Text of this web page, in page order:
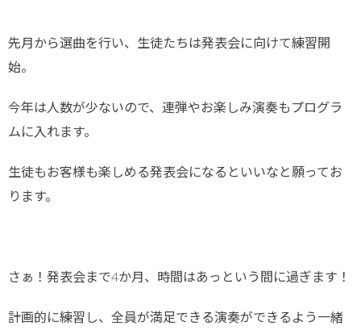
先月から選曲を行い、生徒たちは発表会に向けて練習開
始。
今年は人数が少ないので、連弾やお楽しみ演奏もプログラ
ムに入れます。
生徒もお客様も楽しめる発表会になるといいなと願ってお
ります。
さぁ！発表会まで4か月、時間はあっという間に過ぎます！
計画的に練習し、全員が満足できる演奏ができるよう一緒